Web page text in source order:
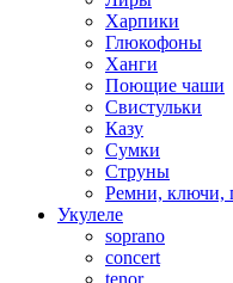
Харпики
Глюкофоны
Ханги
Поющие чаши
Свистульки
Казу
Сумки
Струны
Ремни, ключи,
Укулеле
soprano
concert
tenor